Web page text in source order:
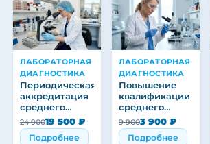
ЛАБОРАТОРНАЯ
ДИАГНОСТИКА
Периодическая
аккредитация
среднего
медицинского
персонала
24 90019 500 ₽
Подробнее
ЛАБОРАТОРНАЯ
ДИАГНОСТИКА
Повышение
квалификации
среднего
медицинского
персонала
9 9003 900 ₽
Подробнее